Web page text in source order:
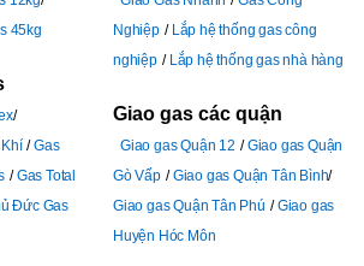
45kg
Gas
Gas Total
Đức Gas
Nghiệp
Lắp hệ thống gas công
nghiệp
Lắp hệ thống gas nhà hàng
Giao gas các quận
Giao gas Quận 12
Giao gas Quận
Gò Vấp
Giao gas Quận Tân Bình
Giao gas Quận Tân Phú
Giao gas
Huyện Hóc Môn